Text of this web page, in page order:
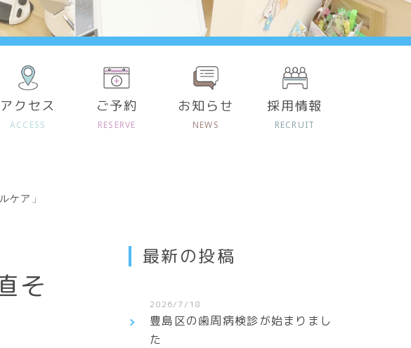
アクセス
ACCESS
ご予約
RESERVE
お知らせ
NEWS
採用情報
RECRUIT
ケア」
そ
最新の投稿
2026/7/18
豊島区の歯周病検診が始まりまし
た